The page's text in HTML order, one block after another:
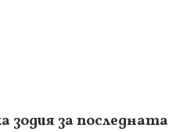
зодия за последната